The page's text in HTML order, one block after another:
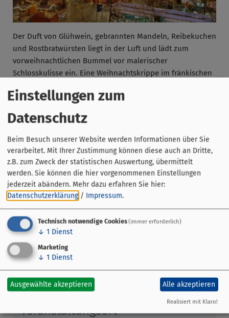
Der Duft von Glühwein, gebrannten Mandeln, Reibekuchen
und Rostbratwürsten liegt in der Luft und lädt zum
vorweihnachtlichen Bummel vor malerischer
Schlosskulisse ein. Eine Weihnachtskrippe im fränkischen
Weihnachtsmarktes. Auf die kleinen Besucher warten auf
dem Weihnachtsmarkt ein Kinderkarussell, ein Nostalgie-
Kinderriesenrad und eine Eisenbahn.
Zu beachten: Am Totensonntag (22.11.) bleibt der
Weihnachtsmarkt geschlossen.
Veranstaltungsort
Einstellungen zum
Datenschutz
Beim Besuch unserer Website werden Informationen über Sie
verarbeitet. Mit Ihrer Zustimmung können diese auch an Dritte,
z.B. zum Zweck der statistischen Auswertung, übermittelt
werden. Sie können die hier vorgenommenen Einstellungen
jederzeit abändern. Mehr dazu erfahren Sie hier:
Datenschutzerklärung / Impressum.
Technisch notwendige Cookies(immer erforderlich)
↓ 1 Dienst
Marketing
↓ 1 Dienst
Ausgewählte akzeptieren Alle akzeptieren
Realisiert mit Klaro!